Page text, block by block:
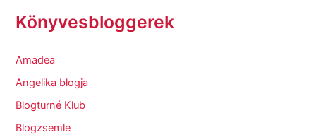
Könyvesbloggerek
Amadea
Angelika blogja
Blogturné Klub
Blogzsemle